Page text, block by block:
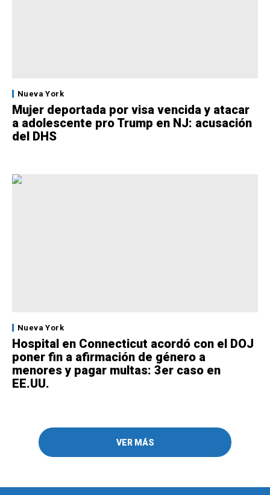
Nueva York
Mujer deportada por visa vencida y atacar
a adolescente pro Trump en NJ: acusación
del DHS
Nueva York
Hospital en Connecticut acordó con el DOJ
poner fin a afirmación de género a
menores y pagar multas: 3er caso en
EE.UU.
VER MÁS